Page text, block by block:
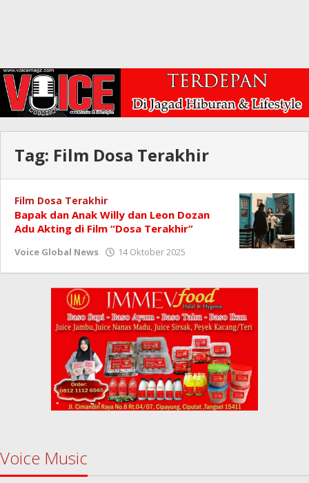
Tag: Film Dosa Terakhir
Film Dosa Terakhir
Bapak dan Anak Willy dan Leon Dozan
Adu Akting di Film “Dosa Terakhir”
Voice Global News 14 Oktober 2025
Voice Music